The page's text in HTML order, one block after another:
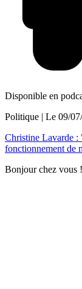
Disponible en
Politique | Le 09/
Christine Lavarde :
fonctionnement de
Bonjour chez vous !